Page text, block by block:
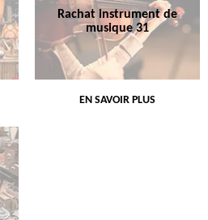
Rachat instrument de
musique 31
EN SAVOIR PLUS